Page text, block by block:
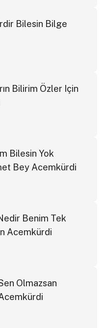
Bilesin Bilge
Bilirim Özler Için
Bilesin Yok
Bey Acemkürdi
Benim Tek
Acemkürdi
Olmazsan